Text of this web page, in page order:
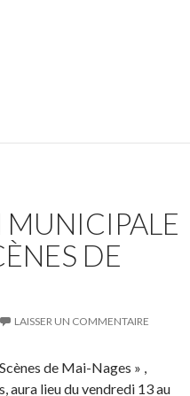
DE
LAISSER UN COMMENTAIRE
de Mai-Nages » ,
aura lieu du vendredi 13 au